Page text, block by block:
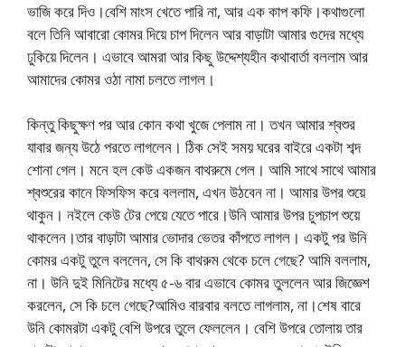
ভাজি করে দিও।বেশি মাংস খেতে পারি না, আর এক কাপ কফি।কথাগুলো
বলে তিনি আবারো কোমর দিয়ে চাপ দিলেন আর বাড়াটা আমার গুদের মধ্যে
ঢুকিয়ে দিলেন। এভাবে আমরা আর কিছু উদ্দেশ্যহীন কথাবার্তা বললাম আর
আমাদের কোমর ওঠা নামা চলতে লাগল।
কিন্তু কিছুক্ষণ পর আর কোন কথা খুজে পেলাম না। তখন আমার শ্বশুর
যাবার জন্য উঠে পরতে লাগলেন। ঠিক সেই সময় ঘরের বাইরে একটা শব্দ
শোনা গেল। মনে হল কেউ একজন বাথরুমে গেল। আমি সাথে সাথে আমার
শ্বশুরের কানে ফিসফিস করে বললাম, এখন উঠবেন না। আমার উপর শুয়ে
থাকুন। নইলে কেউ টের পেয়ে যেতে পারে।উনি আমার উপর চুপচাপ শুয়ে
থাকলেন।তার বাড়াটা আমার ভোদার ভেতর কাঁপতে লাগল। একটু পর উনি
কোমর একটু তুলে বললেন, সে কি বাথরুম থেকে চলে গেছে? আমি বললাম,
না। উনি দুই মিনিটের মধ্যে ৫-৬ বার এভাবে কোমর তুললেন আর জিজ্ঞেশ
করলেন, সে কি চলে গেছে?আমিও বারবার বলতে লাগলাম, না।শেষ বারে
উনি কোমরটা একটু বেশি উপরে তুলে ফেললেন। বেশি উপরে তোলায় তার